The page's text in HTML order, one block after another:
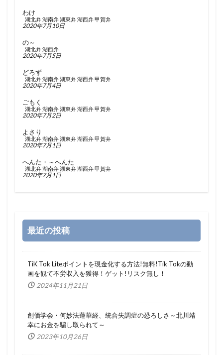
わけ
湖北弁湖南弁湖東弁湖西弁甲賀弁
2020年7月10日
の～
湖北弁湖西弁
2020年7月5日
どろず
湖北弁湖南弁湖東弁湖西弁甲賀弁
2020年7月4日
ごもく
湖北弁湖南弁湖東弁湖西弁甲賀弁
2020年7月2日
よさり
湖北弁湖南弁湖東弁湖西弁甲賀弁
2020年7月1日
へんた・～へんた
湖北弁湖南弁湖東弁湖西弁甲賀弁
2020年7月1日
最近の投稿
TiK Tok Liteポイントを現金化する方法!無料!Tik Tokの動
画を観て不労収入を獲得！ゲット!リスク無し！
2024年11月21日
創価学会・何妙法蓮華経、統合失調症の恐ろしさ～北川靖
幸にお金を騙し取られて～
2023年10月26日